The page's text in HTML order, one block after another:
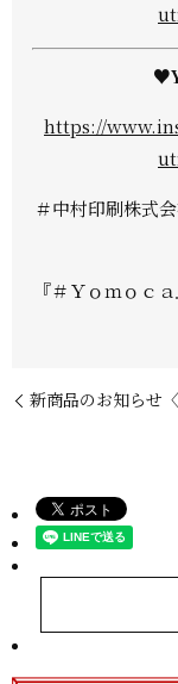
https://
＃中村印刷株式
『＃Ｙｏｍｏｃ
新商品のお知らせ